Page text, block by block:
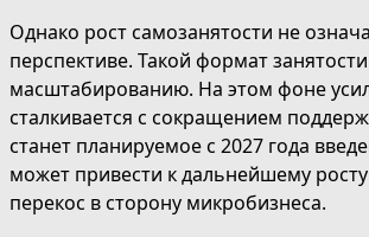
Однако рост самозанятости не
перспективе. Такой формат
масштабированию. На этом фоне
сталкивается с сокращением
станет планируемое с 2027 года
может привести к дальнейшему
перекос в сторону микробизнеса.